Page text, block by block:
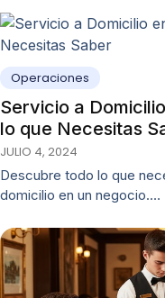
Operaciones
Servicio a
lo que Necesitas
JULIO 4, 2024
Descubre todo lo que
domicilio en un negocio.…